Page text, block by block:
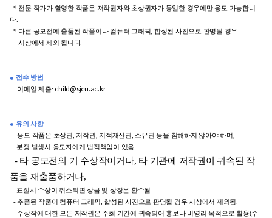
* 전문 작가가 촬영한 작품은 저작권자와 초상권자가 동일한 경우에만 응모 가능합니
다.
* 다른 공모전에 출품된 작품이나 컴퓨터 그래픽, 합성된 사진으로 판명될 경우
시상에서 제외 됩니다.
● 접수 방법
- 이메일 제출: child@sjcu.ac.kr
● 유의 사항
- 응모 작품은 초상권, 저작권, 지적재산권, 소유권 등을 침해하지 않아야 하며,
분쟁 발생시 응모자에게 법적책임이 있음.
- 타 공모전의 기 수상작이거나, 타 기관에 저작권이 귀속된 작
품을 재출품하거나,
표절시 수상이 취소되면 상금 및 상장은 환수됨.
- 추품된 작품이 컴퓨터 그래픽, 합성된 사진으로 판명될 경우 시상에서 제외됨.
- 수상작에 대한 모든 저작권은 주최 기간에 귀속되어 홍보나 비영리 목적으로 활용(수